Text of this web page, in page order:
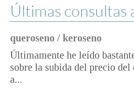
Últimas consultas
queroseno / keroseno
Últimamente he leído
sobre la subida del precio del
a...